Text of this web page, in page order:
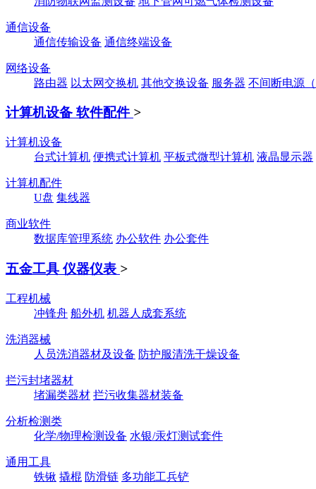
通信设备
通信传输设备 通信终端设备
网络设备
路由器 以太网交换机 其他交换设备 服务器 不间断电源
计算机设备 软件配件 >
计算机设备
台式计算机 便携式计算机 平板式微型计算机 液晶显示器
计算机配件
U盘 集线器
商业软件
数据库管理系统 办公软件 办公套件
五金工具 仪器仪表 >
工程机械
冲锋舟 船外机 机器人成套系统
洗消器械
人员洗消器材及设备 防护服清洗干燥设备
拦污封堵器材
堵漏类器材 拦污收集器材装备
分析检测类
化学/物理检测设备 水银/汞灯测试套件
通用工具
铁锹 撬棍 防滑链 多功能工兵铲